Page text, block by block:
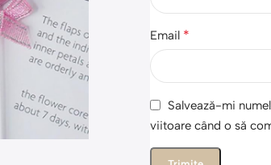
Email *
Salvează-mi
viitoare când o să